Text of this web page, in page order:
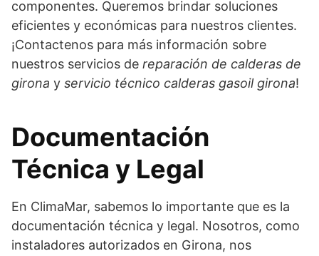
componentes. Queremos brindar soluciones
eficientes y económicas para nuestros clientes.
¡Contactenos para más información sobre
nuestros servicios de reparación de calderas de
girona y servicio técnico calderas gasoil girona!
Documentación
Técnica y Legal
En ClimaMar, sabemos lo importante que es la
documentación técnica y legal. Nosotros, como
instaladores autorizados en Girona, nos